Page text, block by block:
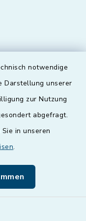
notwendige
Darstellung unserer
zur Nutzung
abgefragt.
in unseren
.